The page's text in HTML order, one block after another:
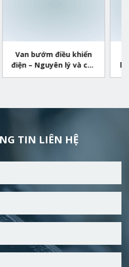
khiển
và cấu
Van bướm điều
khí nén – Thiết bị
nghiệp quen
TIN LIÊN HỆ